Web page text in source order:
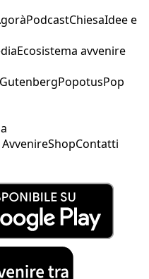
PodcastChiesaIdee e
Ecosistema avvenire
GutenbergPopotusPop
ShopContatti